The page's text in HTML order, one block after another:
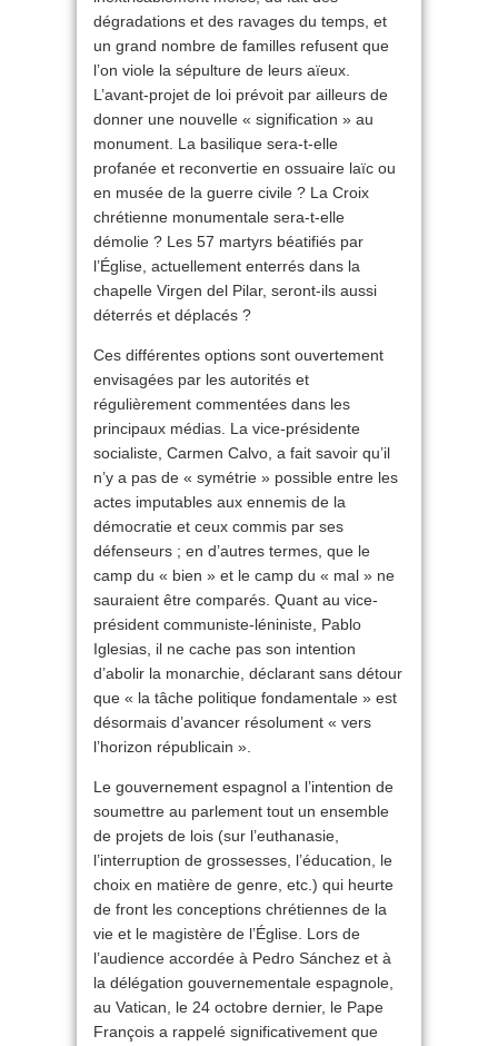
dégradations et des ravages du temps, et
un grand nombre de familles refusent que
l’on viole la sépulture de leurs aïeux.
L’avant-projet de loi prévoit par ailleurs de
donner une nouvelle « signification » au
monument. La basilique sera-t-elle
profanée et reconvertie en ossuaire laïc ou
en musée de la guerre civile ? La Croix
chrétienne monumentale sera-t-elle
démolie ? Les 57 martyrs béatifiés par
l’Église, actuellement enterrés dans la
chapelle Virgen del Pilar, seront-ils aussi
déterrés et déplacés ?
Ces différentes options sont ouvertement
envisagées par les autorités et
régulièrement commentées dans les
principaux médias. La vice-présidente
socialiste, Carmen Calvo, a fait savoir qu’il
n’y a pas de « symétrie » possible entre les
actes imputables aux ennemis de la
démocratie et ceux commis par ses
défenseurs ; en d’autres termes, que le
camp du « bien » et le camp du « mal » ne
sauraient être comparés. Quant au vice-
président communiste-léniniste, Pablo
Iglesias, il ne cache pas son intention
d’abolir la monarchie, déclarant sans détour
que « la tâche politique fondamentale » est
désormais d’avancer résolument « vers
l’horizon républicain ».
Le gouvernement espagnol a l’intention de
soumettre au parlement tout un ensemble
de projets de lois (sur l’euthanasie,
l’interruption de grossesses, l’éducation, le
choix en matière de genre, etc.) qui heurte
de front les conceptions chrétiennes de la
vie et le magistère de l’Église. Lors de
l’audience accordée à Pedro Sánchez et à
la délégation gouvernementale espagnole,
au Vatican, le 24 octobre dernier, le Pape
François a rappelé significativement que